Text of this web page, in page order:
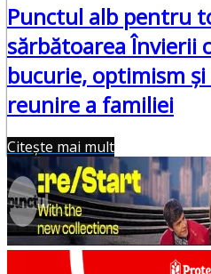
Punctul alb pentru
sărbătoarea Învierii
bucurie, optimism
reunire a familiei
Citește mai mult